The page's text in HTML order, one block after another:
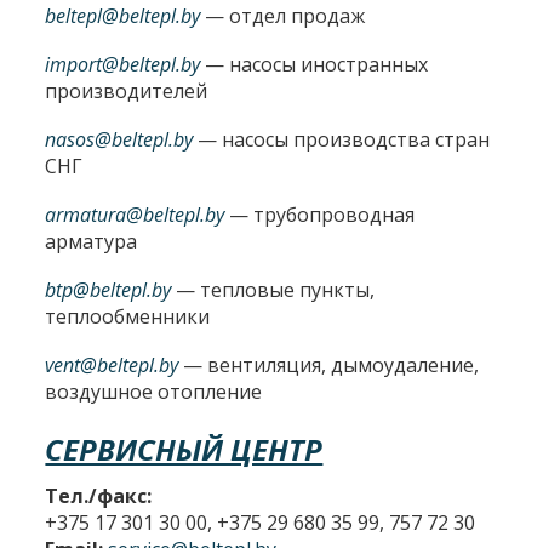
beltepl@beltepl.by— отдел продаж
import@beltepl.by— насосы иностранных
производителей
nasos@beltepl.by— насосы производства стран
СНГ
armatura@beltepl.by— трубопроводная
арматура
btp@beltepl.by— тепловые пункты,
теплообменники
vent@beltepl.by— вентиляция, дымоудаление,
воздушное отопление
СЕРВИСНЫЙ ЦЕНТР
Тел./факс:
+375 17 301 30 00, +375 29 680 35 99, 757 72 30